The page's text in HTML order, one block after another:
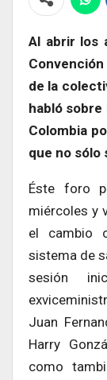
Al abrir los
de la
habló sobre
Colombia
que no sólo
Éste foro
miércoles y
el cambio
sistema de
sesión
Juan
Harry
como